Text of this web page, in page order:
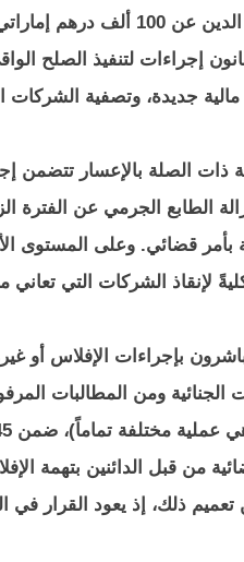
إجراءات لتنفيذ الصلح
مالية جديدة، وتصفية الشركات
ذات الصلة بالإعسار تتضمن
الطابع الجرمي عن الفترة
بأمر قضائي. وعلى المستوى
لإنقاذ الشركات التي
الجنائية ومن المطالبات
من قبل الدائنين بتهمة
ذلك، إذ يعود القرار في